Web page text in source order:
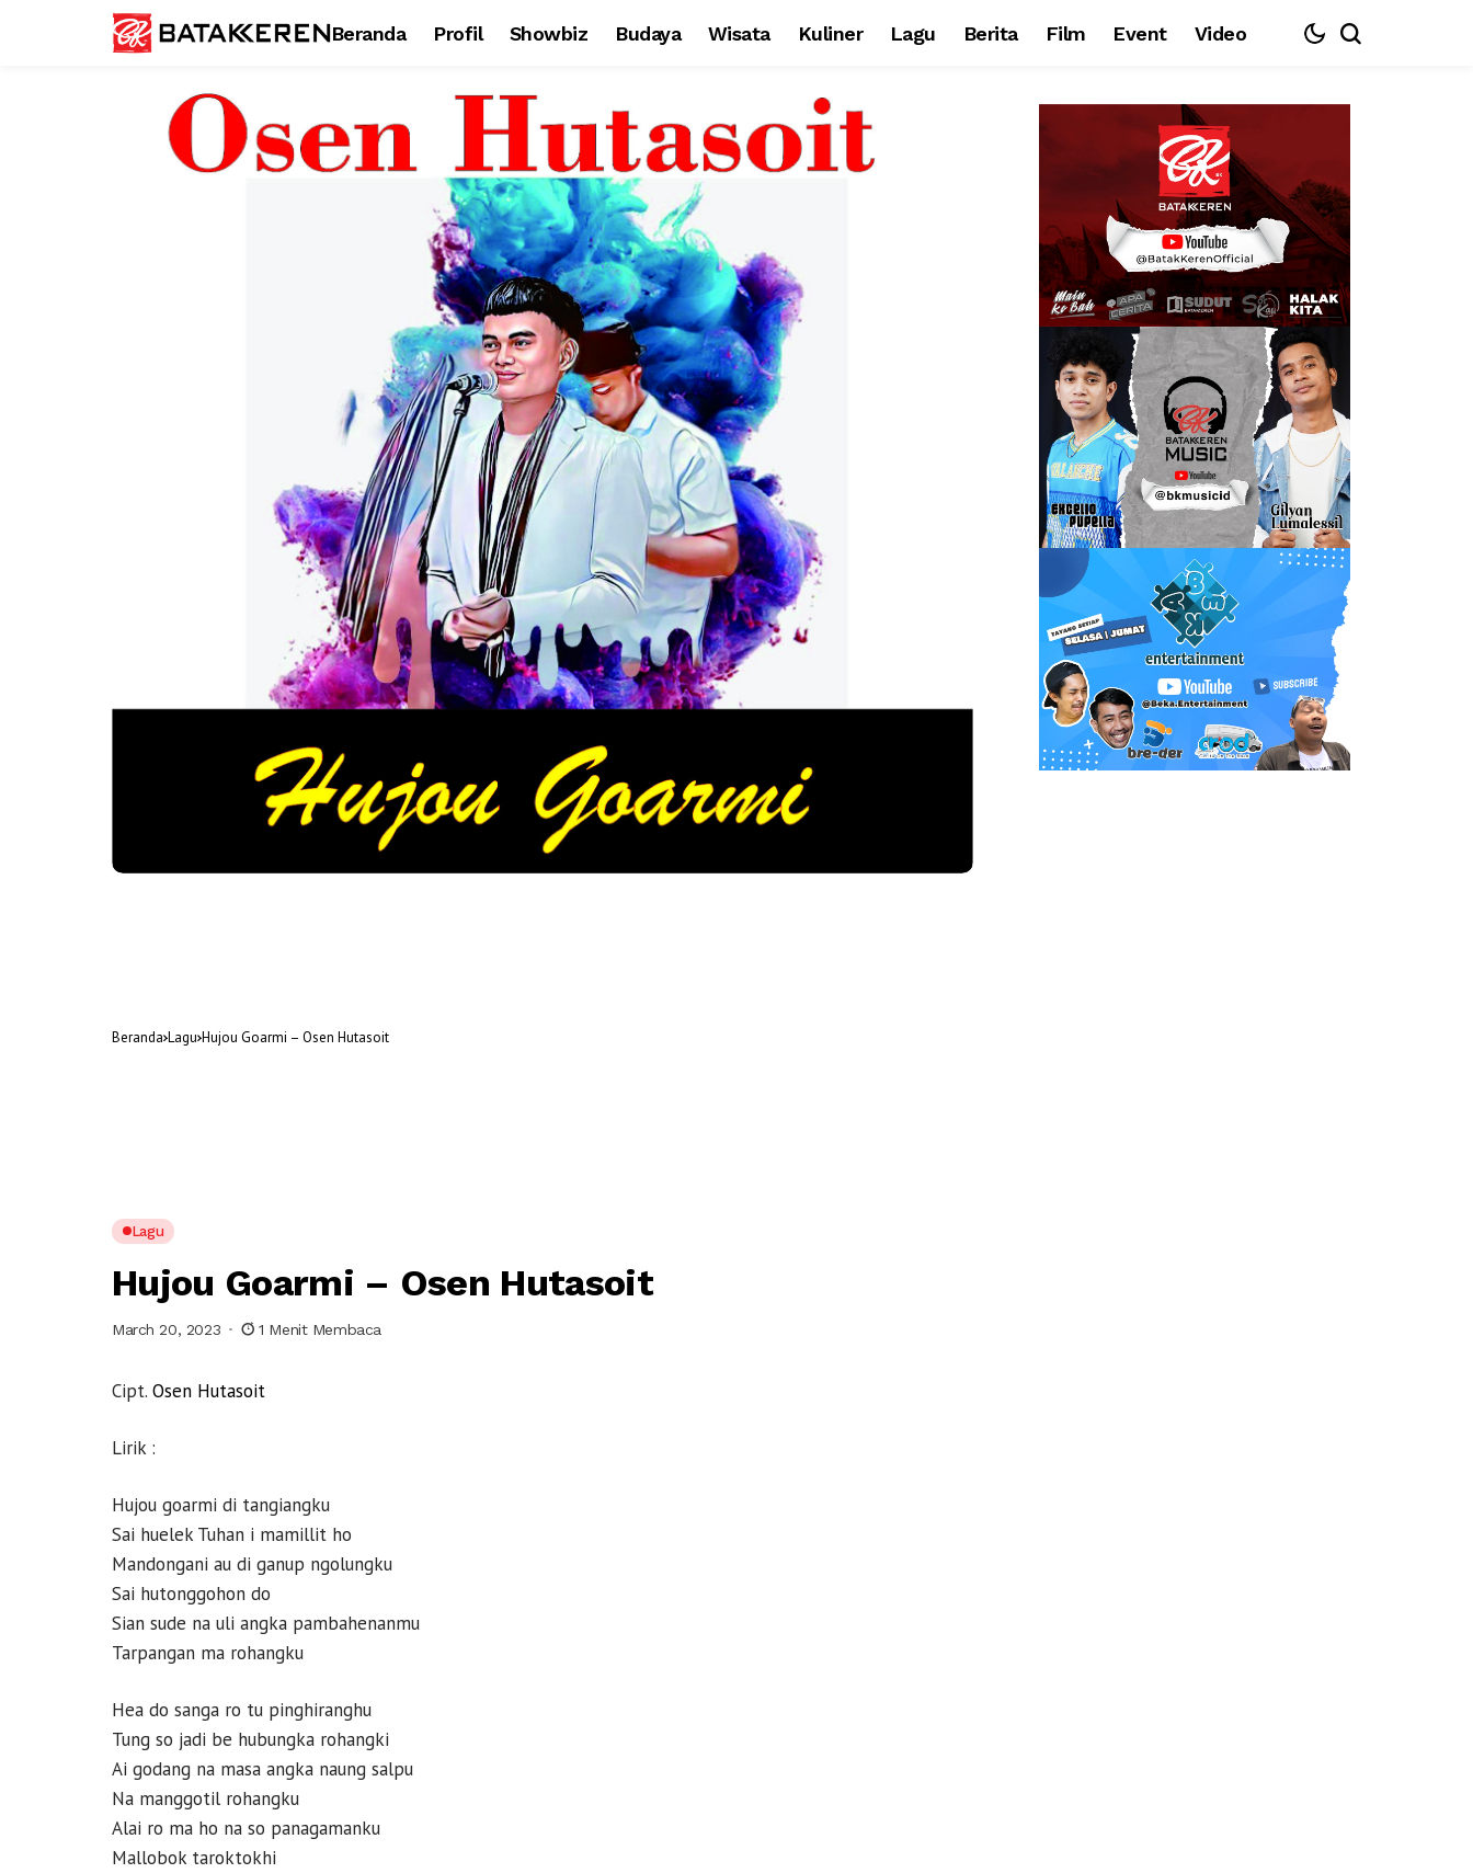
Beranda Profil Showbiz Budaya Wisata Kuliner Lagu Berita Film Event Video
Beranda Lagu Hujou Goarmi – Osen Hutasoit
Lagu
Hujou Goarmi – Osen Hutasoit
March 20, 2023 1 Menit Membaca
Cipt. Osen Hutasoit
Lirik :
Hujou goarmi di tangiangku
Sai huelek Tuhan i mamillit ho
Mandongani au di ganup ngolungku
Sai hutonggohon do
Sian sude na uli angka pambahenanmu
Tarpangan ma rohangku
Hea do sanga ro tu pinghiranghu
Tung so jadi be hubungka rohangki
Ai godang na masa angka naung salpu
Na manggotil rohangku
Alai ro ma ho na so panagamanku
Mallobok taroktokhi